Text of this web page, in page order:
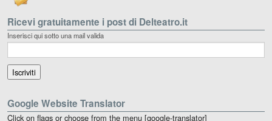
Ricevi gratuitamente i post di Delteatro.it
Inserisci qui sotto una mail valida
Google Website Translator
Click on flags or choose from the menu [google-translator]